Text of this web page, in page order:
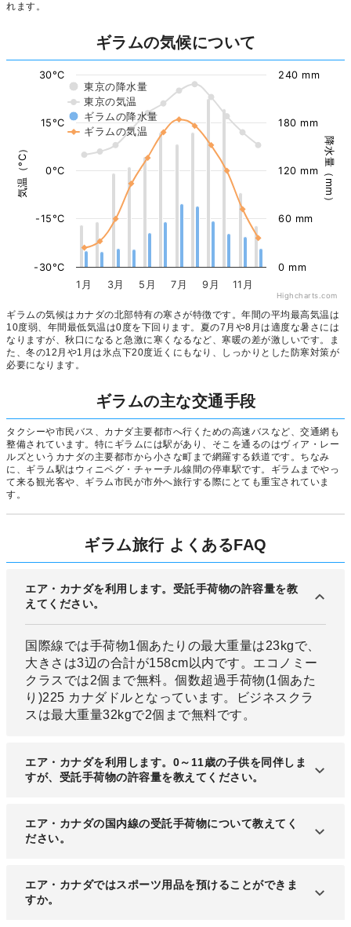
れます。
ギラムの気候について
気温（°C） 降水量（mm）
東京の降水量
東京の気温
ギラムの降水量
ギラムの気温
1月 3月 5月 7月 9月 11月
-30°C
-15°C
0°C
15°C
30°C
0 mm
60 mm
120 mm
180 mm
240 mm
Highcharts.com
ギラムの気候はカナダの北部特有の寒さが特徴です。年間の平均最高気温は
10度弱、年間最低気温は0度を下回ります。夏の7月や8月は適度な暑さには
なりますが、秋口になると急激に寒くなるなど、寒暖の差が激しいです。ま
た、冬の12月や1月は氷点下20度近くにもなり、しっかりとした防寒対策が
必要になります。
ギラムの主な交通手段
タクシーや市民バス、カナダ主要都市へ行くための高速バスなど、交通網も
整備されています。特にギラムには駅があり、そこを通るのはヴィア・レー
ルズというカナダの主要都市から小さな町まで網羅する鉄道です。ちなみ
に、ギラム駅はウィニペグ・チャーチル線間の停車駅です。ギラムまでやっ
て来る観光客や、ギラム市民が市外へ旅行する際にとても重宝されていま
す。
ギラム旅行 よくあるFAQ
エア・カナダを利用します。受託手荷物の許容量を教
えてください。
国際線では手荷物1個あたりの最大重量は23kgで、
大きさは3辺の合計が158cm以内です。エコノミー
クラスでは2個まで無料。個数超過手荷物(1個あた
り)225 カナダドルとなっています。ビジネスクラ
スは最大重量32kgで2個まで無料です。
エア・カナダを利用します。0～11歳の子供を同伴しま
すが、受託手荷物の許容量を教えてください。
国際線では手荷物1個あたりの最大重量は23kgで、
大きさは３辺の合計が158cm以内です。エコノミー
エア・カナダの国内線の受託手荷物について教えてく
ださい。
国内線のエコノミークラスでは手荷物1個目は26.25
カナダ/USドル、2個目は36.75 カナダ/USドルで、
エア・カナダではスポーツ用品を預けることができま
すか。